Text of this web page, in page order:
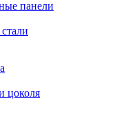
панели
цоколя